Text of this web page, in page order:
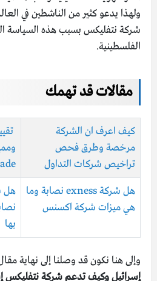
ولهذا يدعو كثير من الناشطين في
شركة نتفليكس بسبب هذه السياسة
الفلسطينية.
مقالات قد تهمك
كيف اعرف ان الشركة
مرخصة وطرق فحص
تراخيص شركات التداول
هل شركة exness نصابة وما
هي ميزات شركة اكسنس
هل
بها
وإلى هنا نكون قد وصلنا إلى نهاية
إسرائيل وكيف تدعم شركة نتفليكس